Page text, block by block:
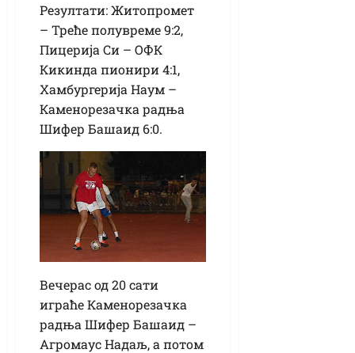
Резултати: Житопромет
– Треће полувреме 9:2,
Пицерија Си – ОФК
Кикинда пионири 4:1,
Хамбургерија Наум –
Каменорезачка радња
Шифер Башаид 6:0.
Вечерас од 20 сати
играће Каменорезачка
радња Шифер Башаид –
Агромаус Надаљ, а потом